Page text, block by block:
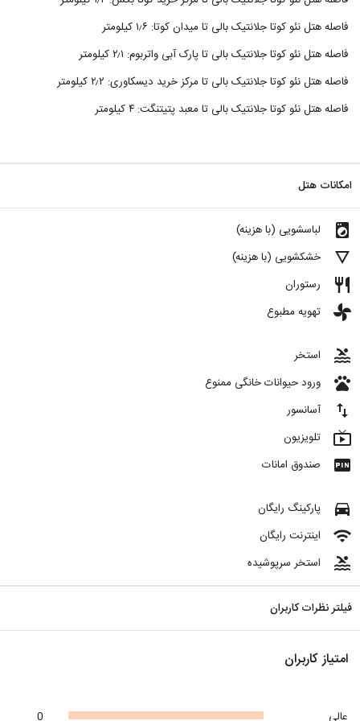
فاصله هتل نئو کوتا جلانتیک بالی تا میدان کوتا: ۱٫۶ کیلومتر
فاصله هتل نئو کوتا جلانتیک بالی تا پارک آبی واتربوم: ۲٫۱ کیلومتر
فاصله هتل نئو کوتا جلانتیک بالی تا مرکز خرید دیسکاوری: ۲٫۲ کیلومتر
فاصله هتل نئو کوتا جلانتیک بالی تا معبد پتیتنگت: ۴ کیلومتر
امکانات هتل
local_laundry_service لباسشویی (با هزینه)
details خشکشویی (با هزینه)
restaurant رستوران
toys تهویه مطبوع
pool استخر
pets ورود حیوانات خانگی ممنوع
import_export آسانسور
live_tv تلویزیون
fiber_pin صندوق امانات
directions_car پارکینگ رایگان
wifi اینترنت رایگان
pool استخر سرپوشیده
فیلتر نظرات کاربران
امتیاز کاربران
0
عالی